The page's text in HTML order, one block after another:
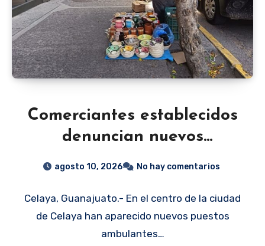
Comerciantes establecidos
denuncian nuevos
ambulantes en el centro de
agosto 10, 2026 No hay comentarios
Celaya, Guanajuato.- En el centro de la ciudad
de Celaya han aparecido nuevos puestos
ambulantes…